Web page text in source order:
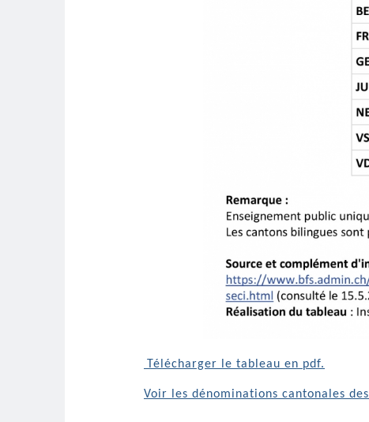
Télécharger le tableau en pdf.
Voir les dénominations cantonales